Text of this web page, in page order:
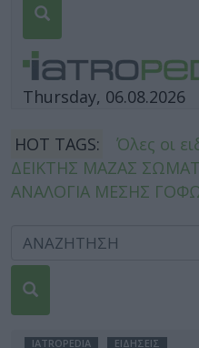
Thursday, 06.08.2026
HOT TAGS:
Όλες οι
ΔΕΙΚΤΗΣ ΜΑΖΑΣ
ΑΝΑΛΟΓΙΑ ΜΕΣΗΣ
IATROPEDIA ΕΙΔΗΣΕΙΣ